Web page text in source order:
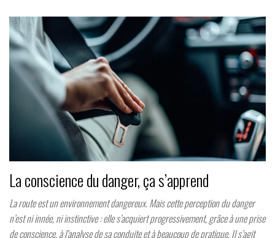
La conscience du danger, ça s’apprend
La route est un environnement dangereux. Mais cette perception du danger
n’est ni innée, ni instinctive : elle s’acquiert progressivement, grâce à une prise
de conscience, à l’analyse de sa conduite et à beaucoup de pratique. Il s’agit